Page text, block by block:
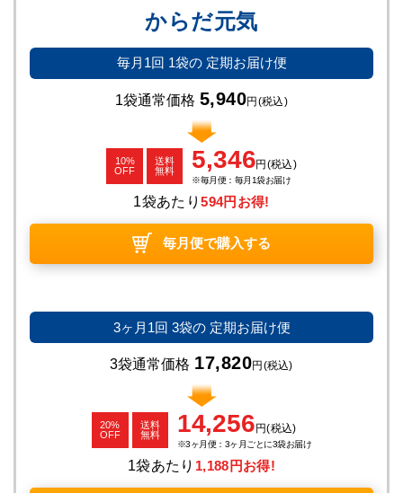
からだ元気
毎月1回 1袋の定期お届け便
1袋通常価格 5,940円(税込)
10%
OFF
送料
無料
5,346円(税込)
毎月便：毎月1袋お届け
1袋あたり594円お得!
毎月便で購入する
3ヶ月1回 3袋の定期お届け便
3袋通常価格 17,820円 (税込)
20%
OFF
送料
無料
14,256 円(税込)
3ヶ月便：3ヶ月ごとに3袋お届け
1袋あたり 1,188円お得!